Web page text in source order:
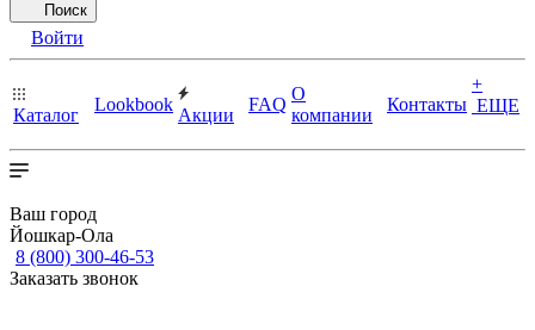
Поиск
Войти
Каталог
Lookbook
Акции
FAQ
О
компании
Контакты
+
ЕЩЕ
Ваш город
Йошкар-Ола
8 (800) 300-46-53
Заказать звонок